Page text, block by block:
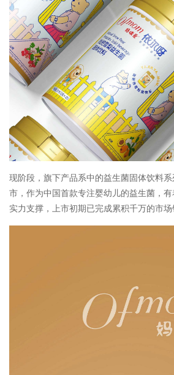
现阶段，旗下产品系中的益生菌固体饮料
市，作为中国首款专注婴幼儿的益生菌，
实力支撑，上市初期已完成累积千万的市场